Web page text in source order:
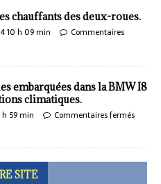
chauffants des deux-roues.
10 h 09 min
Commentaires
embarquées dans la BMW I8
climatiques.
h 59 min Commentaires fermés
SITE